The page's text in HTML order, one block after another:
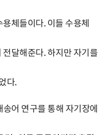
체들이다. 이들 수용체
달해준다. 하지만 자기를
다.
어 연구를 통해 자기장에